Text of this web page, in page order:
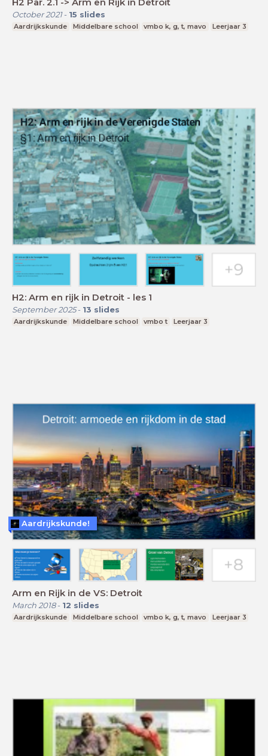
October 2021- 15 slides
Aardrijkskunde Middelbare school vmbo k, g, t, mavo Leerjaar 3
H2: Arm en rijk in Detroit - les 1
September 2025- 13 slides
Aardrijkskunde Middelbare school vmbo t Leerjaar 3
Arm en Rijk in de VS: Detroit
March 2018- 12 slides
Aardrijkskunde Middelbare school vmbo k, g, t, mavo Leerjaar 3
Aardrijkskunde!